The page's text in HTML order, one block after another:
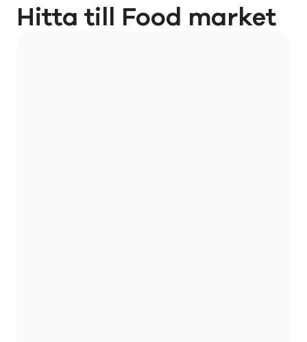
Hitta till Food market